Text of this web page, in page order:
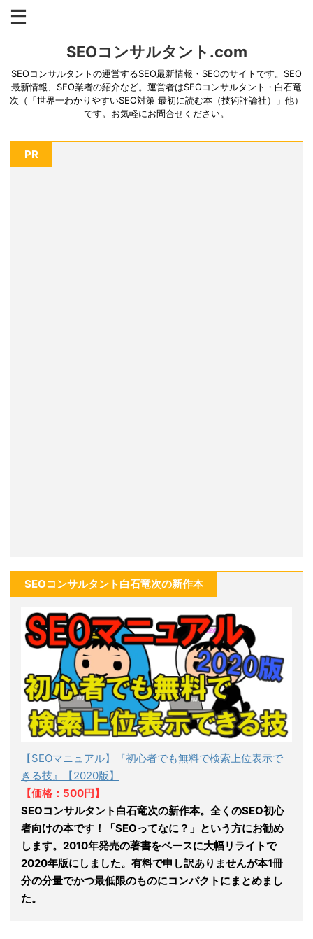
SEOコンサルタント.com
SEOコンサルタントの運営するSEO最新情報・SEOのサイトです。SEO
最新情報、SEO業者の紹介など。運営者はSEOコンサルタント・白石竜
次（「世界一わかりやすいSEO対策 最初に読む本（技術評論社）」他）
です。お気軽にお問合せください。
PR
SEOコンサルタント白石竜次の新作本
【SEOマニュアル】『初心者でも無料で検索上位表示で
きる技』【2020版】
【価格：500円】
SEOコンサルタント白石竜次の新作本。全くのSEO初心
者向けの本です！「SEOってなに？」という方にお勧め
します。2010年発売の著書をベースに大幅リライトで
2020年版にしました。有料で申し訳ありませんが本1冊
分の分量でかつ最低限のものにコンパクトにまとめまし
た。